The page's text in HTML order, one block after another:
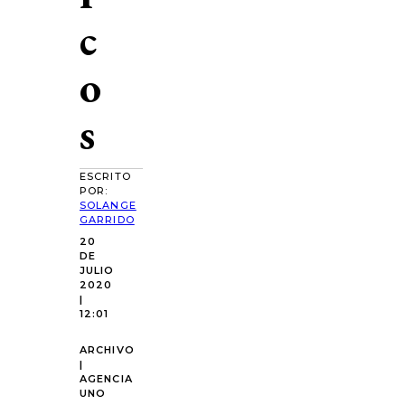
c
o
s
ESCRITO
POR:
SOLANGE
GARRIDO
20
DE
JULIO
2020
|
12:01
ARCHIVO
|
AGENCIA
UNO